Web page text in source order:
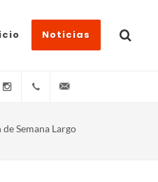
Noticias
Instagram(+54)(9)3548-576073
Semana Largo